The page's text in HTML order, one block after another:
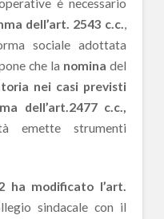
è necessario
dell’art. 2543 c.c.,
sociale adottata
che la nominadel
nei casi previsti
dell’art.2477 c.c.,
emette strumenti
ha modificato l’art.
sindacale con il